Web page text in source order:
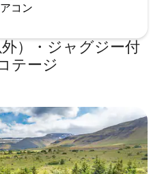
コン
）・ジャグジー付
テージ
。